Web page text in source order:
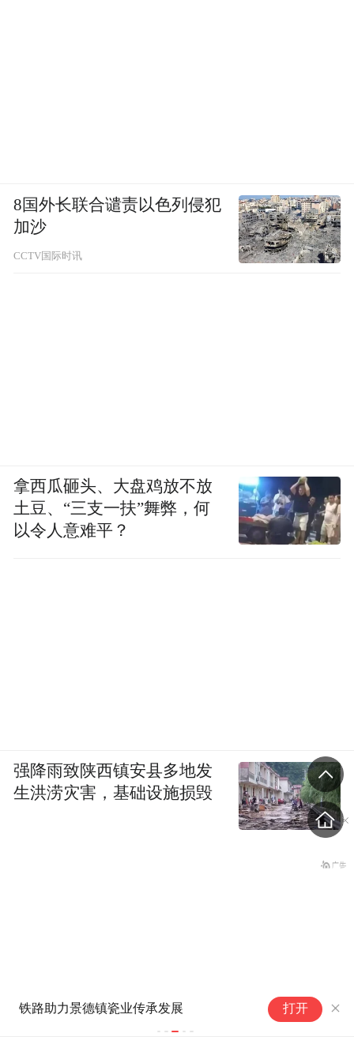
铁路助力景德镇瓷业传承发展 打开
8国外长联合谴责以色列侵犯
加沙
CCTV国际时讯
拿西瓜砸头、大盘鸡放不放
土豆、“三支一扶”舞弊，何
以令人意难平？
强降雨致陕西镇安县多地发
生洪涝灾害，基础设施损毁